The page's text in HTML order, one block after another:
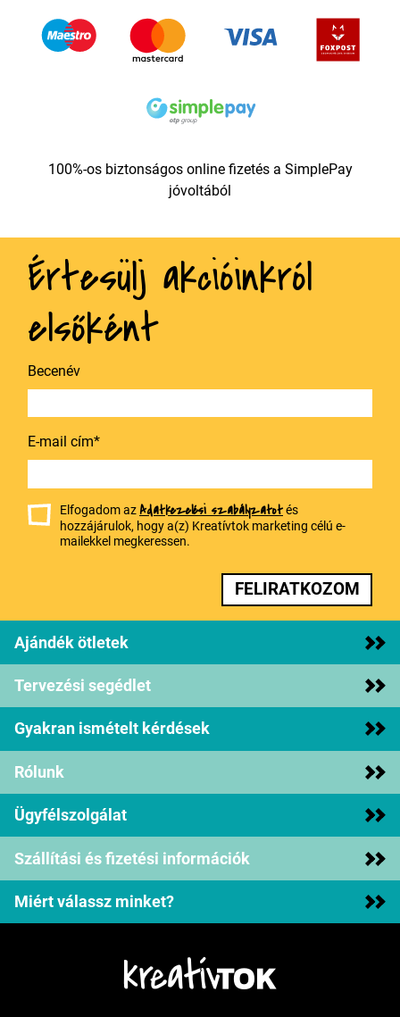
100%-os biztonságos online fizetés a SimplePay
jóvoltából
Értesülj akcióinkról
elsőként
Becenév
E-mail cím*
Elfogadom azAdatkezelési szabályzatotés
hozzájárulok, hogy a(z) Kreatívtok marketing célú e-
mailekkel megkeressen.
FELIRATKOZOM
Ajándék ötletek
Tervezési segédlet
Gyakran ismételt kérdések
Rólunk
Ügyfélszolgálat
Szállítási és fizetési információk
Miért válassz minket?